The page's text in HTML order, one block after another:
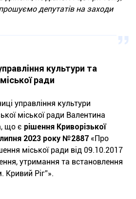
депутатів на заходи
культури та
ради
управління культури
міської ради Валентина
що є рішення Криворізької
липня 2023 року №2887 «Про
міської ради від 09.10.2017
утримання та встановлення
Кривий Ріг”».